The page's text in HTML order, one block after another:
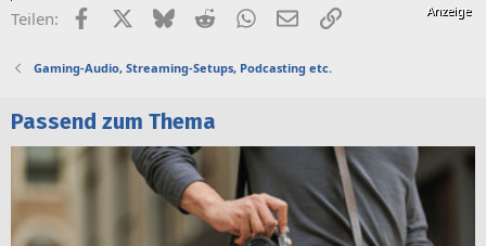
Teilen: FacebookX (Twitter)
BlueskyRedditWhatsApp
E-MailLink
Gaming-Audio, Streaming-Setups, Podcasting etc.
Passend zum Thema